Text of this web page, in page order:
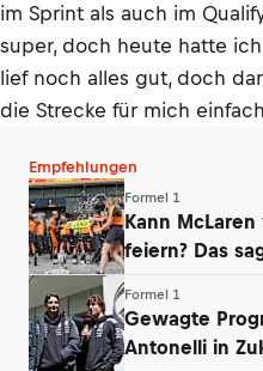
im Sprint als auch im
super, doch heute hatte
lief noch alles gut, doch
die Strecke für mich
Empfehlungen
Formel 1
Kann
feiern? Das
Formel 1
Gewagte
Antonelli in